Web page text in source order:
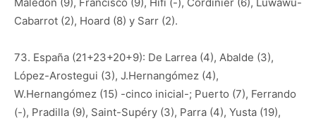
Cabarrot (2), Hoard (8) y Sarr (2).
73. España (21+23+20+9): De Larrea (4), Abalde (3),
López-Arostegui (3), J.Hernangómez (4),
W.Hernangómez (15) -cinco inicial-; Puerto (7), Ferrando
(-), Pradilla (9), Saint-Supéry (3), Parra (4), Yusta (19),